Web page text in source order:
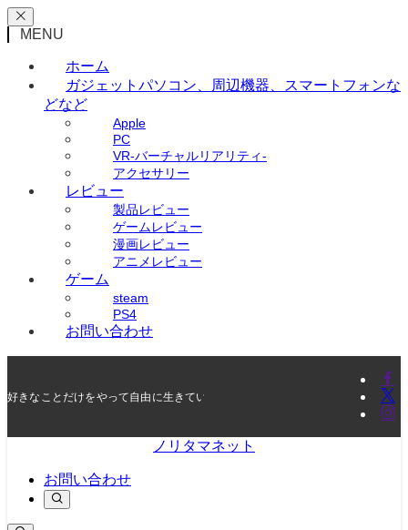
MENU
ホーム
ガジェット パソコン、周辺機器、スマートフォンな
どなど
Apple
PC
VR-バーチャルリアリティ-
アクセサリー
レビュー
製品レビュー
ゲームレビュー
漫画レビュー
アニメレビュー
ゲーム
steam
PS4
お問い合わせ
好きなことだけをやって自由に生きていく
ノリタマネット
お問い合わせ